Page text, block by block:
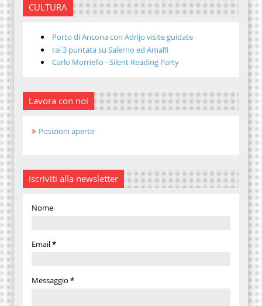
CULTURA
Porto di Ancona con Adrijo visite guidate
rai 3 puntata su Salerno ed Amalfi
Carlo Morriello - Silent Reading Party
Lavora con noi
Posizioni aperte
Iscriviti alla newsletter
Nome
Email*
Messaggio *